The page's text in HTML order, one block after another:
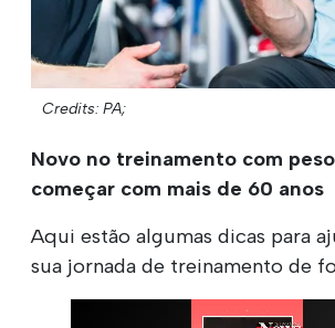
Credits: PA;
Novo no treinamento com
começar com mais de 60 anos
Aqui estão algumas dicas para
sua jornada de treinamento de